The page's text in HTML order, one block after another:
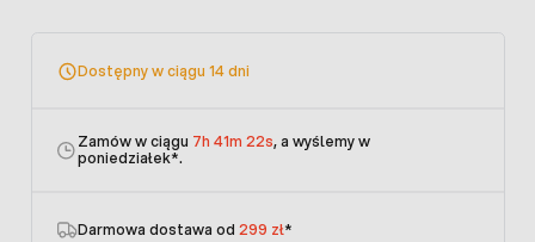
Dostępny w ciągu 14 dni
Zamów w ciągu 7h 41m 22s, a wyślemy w
poniedziałek*.
Darmowa dostawa od 299 zł*